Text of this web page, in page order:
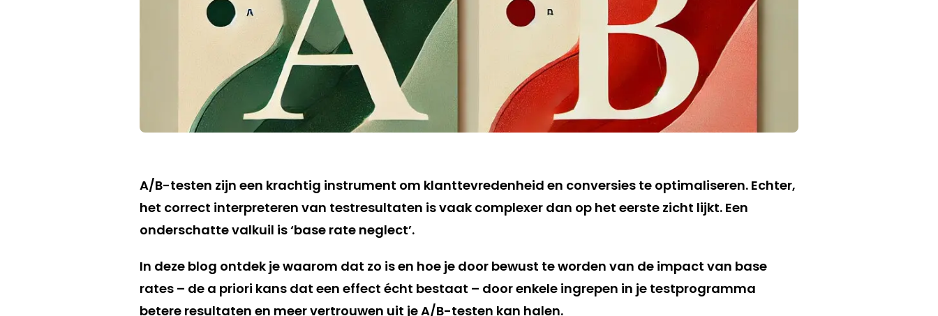
A/B-testen zijn een krachtig instrument om klanttevredenheid en conversies te optimaliseren. Echter,
het correct interpreteren van testresultaten is vaak complexer dan op het eerste zicht lijkt. Een
onderschatte valkuil is ‘base rate neglect’.
In deze blog ontdek je waarom dat zo is en hoe je door bewust te worden van de impact van base
rates – de a priori kans dat een effect écht bestaat – door enkele ingrepen in je testprogramma
betere resultaten en meer vertrouwen uit je A/B-testen kan halen.